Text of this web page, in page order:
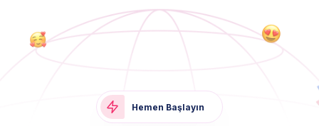
Hemen Başlayın